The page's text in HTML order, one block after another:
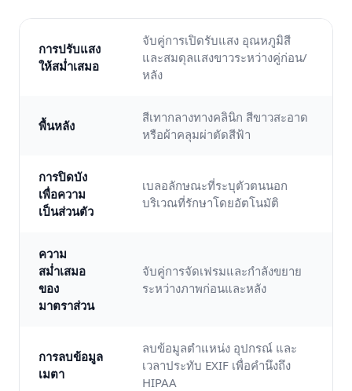
การปรับแสง
ให้สม่ำเสมอ
จับคู่การเปิดรับแสง อุณหภูมิสี
และสมดุลแสงขาวระหว่างคู่ก่อน/
หลัง
พื้นหลัง
สีเทากลางทางคลินิก สีขาวสะอาด
หรือผ้าคลุมผ่าตัดสีฟ้า
การปิดบัง
เพื่อความ
เป็นส่วนตัว
เบลอลักษณะที่ระบุตัวตนนอก
บริเวณที่รักษาโดยอัตโนมัติ
ความ
สม่ำเสมอ
ของ
มาตราส่วน
จับคู่การจัดเฟรมและกำลังขยาย
ระหว่างภาพก่อนและหลัง
การลบข้อมูล
เมตา
ลบข้อมูลตำแหน่ง อุปกรณ์ และ
เวลาประทับ EXIF เพื่อคำนึงถึง
HIPAA